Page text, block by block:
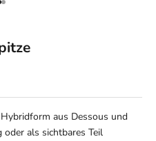
zu Element 1
Gehe zu Element 2
aus Dessous und
als sichtbares Teil